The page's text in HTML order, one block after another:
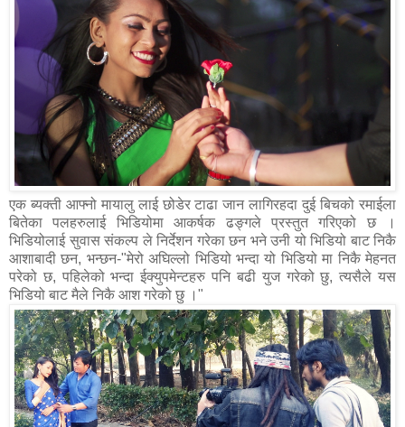
एक ब्यक्ती आफ्नो मायालु लाई छोडेर टाढा जान लागिरहदा दुई बिचको रमाईला
बितेका पलहरुलाई भिडियोमा आकर्षक ढङ्गले प्रस्तुत गरिएको छ ।
भिडियोलाई सुवास संकल्प ले निर्देशन गरेका छन भने उनी यो भिडियो बाट निकै
आशाबादी छन, भन्छन-"मेरो अघिल्लो भिडियो भन्दा यो भिडियो मा निकै मेहनत
परेको छ, पहिलेको भन्दा ईक्युपमेन्टहरु पनि बढी युज गरेको छु, त्यसैले यस
भिडियो बाट मैले निकै आश गरेको छु ।"